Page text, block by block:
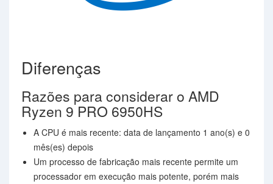
Diferenças
Razões para considerar o AMD
Ryzen 9 PRO 6950HS
A CPU é mais recente: data de lançamento 1 ano(s) e 0
mês(es) depois
Um processo de fabricação mais recente permite um
processador em execução mais potente, porém mais